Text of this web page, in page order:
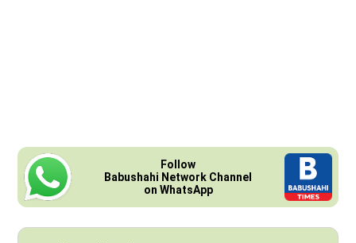
Follow
Babushahi Network Channel
on WhatsApp